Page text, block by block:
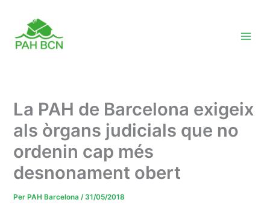
contingut
La PAH de Barcelona exigeix
als òrgans judicials que no
ordenin cap més
desnonament obert
Per PAH Barcelona/ 31/05/2018